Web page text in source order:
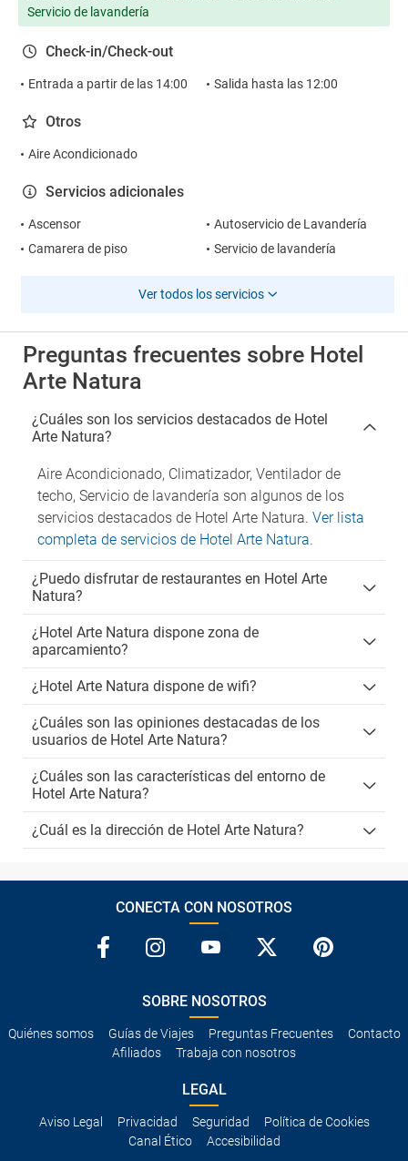
Servicio de lavandería
Check-in/Check-out
Entrada a partir de las 14:00 Salida hasta las 12:00
Otros
Aire Acondicionado
Servicios adicionales
Ascensor
Autoservicio de Lavandería
Camarera de piso
Servicio de lavandería
Ver todos los servicios
Preguntas frecuentes sobre Hotel
Arte Natura
¿Cuáles son los servicios destacados de Hotel
Arte Natura?
Aire Acondicionado, Climatizador, Ventilador de
techo, Servicio de lavandería son algunos de los
servicios destacados de Hotel Arte Natura. Ver lista
completa de servicios de Hotel Arte Natura.
¿Puedo disfrutar de restaurantes en Hotel Arte
Natura?
¿Hotel Arte Natura dispone zona de
aparcamiento?
¿Hotel Arte Natura dispone de wifi?
¿Cuáles son las opiniones destacadas de los
usuarios de Hotel Arte Natura?
¿Cuáles son las características del entorno de
Hotel Arte Natura?
¿Cuál es la dirección de Hotel Arte Natura?
CONECTA CON NOSOTROS
SOBRE NOSOTROS
Quiénes somos Guías de Viajes Preguntas Frecuentes
Contacto
Afiliados
Trabaja con nosotros
LEGAL
Aviso Legal Privacidad Seguridad
Política de Cookies
Canal Ético
Accesibilidad